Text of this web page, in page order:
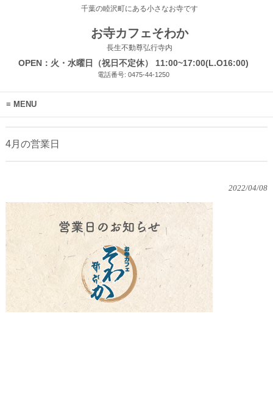
千葉の睦沢町にある小さなお寺です
お寺カフェそわか
長生不動尊弘行寺内
OPEN：火・水曜日（祝日不定休） 11:00~17:00(L.O16:00)
電話番号: 0475-44-1250
MENU
4月の営業日
2022/04/08